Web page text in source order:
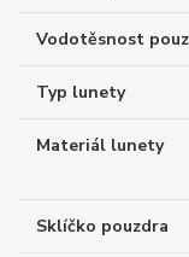
Vodotěsnost
Typ lunety
Materiál lunety
Sklíčko pouzdra